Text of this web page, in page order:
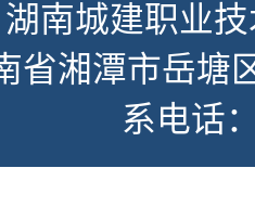
湖南城建职业
省湘潭市岳
系电话